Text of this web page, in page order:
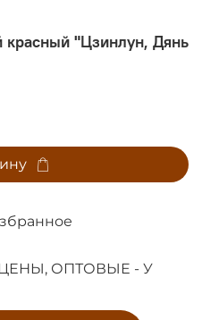
красный "Цзинлун, Дянь
ОПТОВЫЕ - У